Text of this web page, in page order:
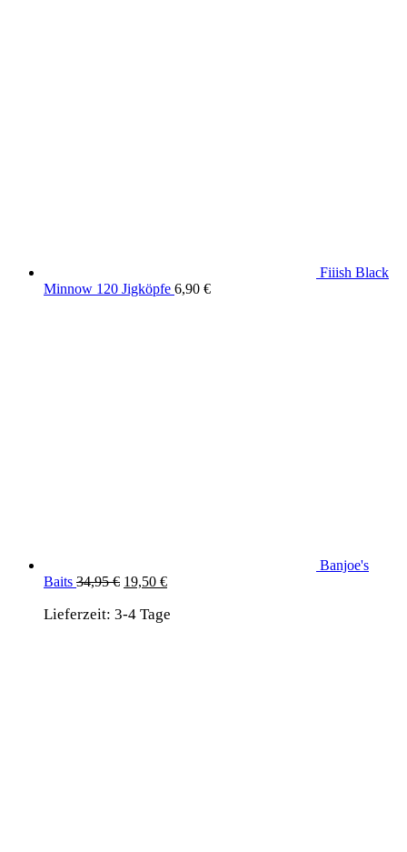
Fiiish Black
Minnow 120 Jigköpfe 6,90 €
Banjoe's
Baits 34,95€ Ursprünglicher
war:
19,50 €Aktueller
ist:
Lieferzeit: 3-4 Tage